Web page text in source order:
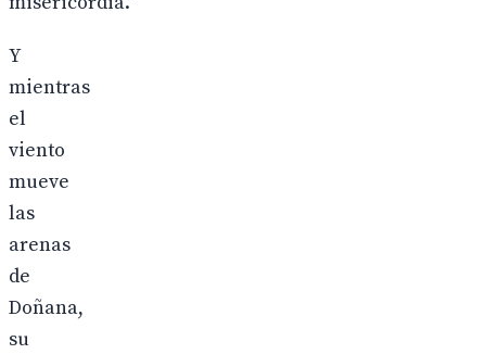
Y
mientras
el
viento
mueve
las
arenas
de
Doñana,
su